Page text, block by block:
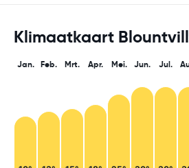
Klimaatkaart
Jan. Feb. Mrt. Apr. Mei. Jun. Jul.